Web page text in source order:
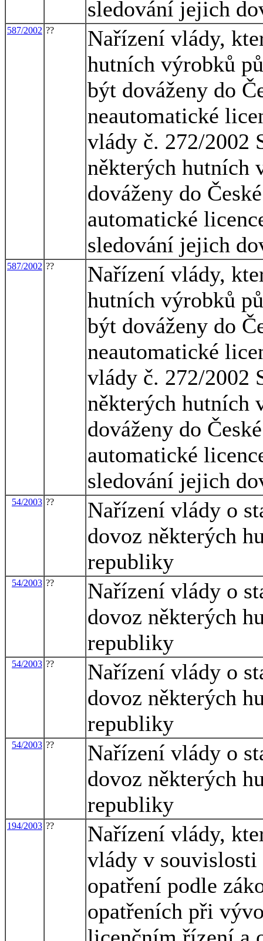
sledování jejich
587/2002 ??
Nařízení vlády,
hutních výrobků
být dováženy do
neautomatické
vlády č. 272/2002
některých hutních
dováženy do
automatické
sledování jejich
587/2002 ??
Nařízení vlády,
hutních výrobků
být dováženy do
neautomatické
vlády č. 272/2002
některých hutních
dováženy do
automatické
sledování jejich
54/2003 ??
Nařízení vlády o
dovoz některých
republiky
54/2003 ??
Nařízení vlády o
dovoz některých
republiky
54/2003 ??
Nařízení vlády o
dovoz některých
republiky
54/2003 ??
Nařízení vlády o
dovoz některých
republiky
194/2003 ??
Nařízení vlády,
vlády v souvislosti
opatření podle
opatřeních při